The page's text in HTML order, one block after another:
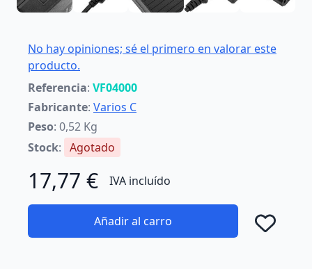
No hay opiniones; sé el primero en valorar este
producto.
Referencia: VF04000
Fabricante: Varios C
Peso: 0,52 Kg
Stock: Agotado
17,77 € IVA incluído
Añadir al carro